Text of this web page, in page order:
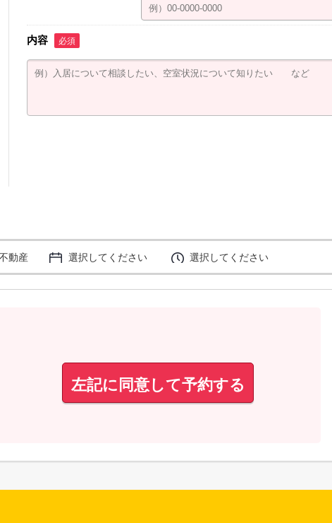
内容 必須
動産 選択してください 選択してください
左記に同意して予約する